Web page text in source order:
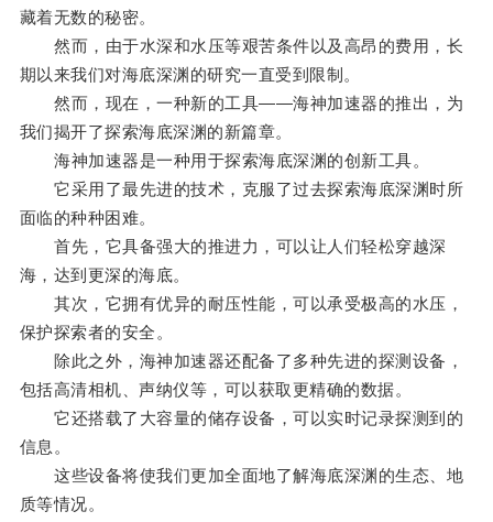
藏着无数的秘密。
然而，由于水深和水压等艰苦条件以及高昂的费用，长
期以来我们对海底深渊的研究一直受到限制。
然而，现在，一种新的工具——海神加速器的推出，为
我们揭开了探索海底深渊的新篇章。
海神加速器是一种用于探索海底深渊的创新工具。
它采用了最先进的技术，克服了过去探索海底深渊时所
面临的种种困难。
首先，它具备强大的推进力，可以让人们轻松穿越深
海，达到更深的海底。
其次，它拥有优异的耐压性能，可以承受极高的水压，
保护探索者的安全。
除此之外，海神加速器还配备了多种先进的探测设备，
包括高清相机、声纳仪等，可以获取更精确的数据。
它还搭载了大容量的储存设备，可以实时记录探测到的
信息。
这些设备将使我们更加全面地了解海底深渊的生态、地
质等情况。